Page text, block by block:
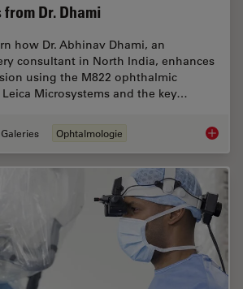
Dr. Dhami
how Dr. Abhinav Dhami, an
consultant in North India, enhances
using the M822 ophthalmic
Microsystems and the key…
Galeries Ophtalmologie Buying